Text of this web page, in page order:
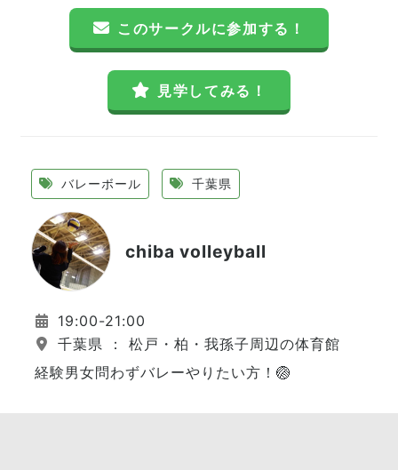
このサークルに参加する！
見学してみる！
バレーボール 千葉県
chiba volleyball
19:00-21:00
千葉県 ： 松戸・柏・我孫子周辺の体育館
経験男女問わずバレーやりたい方！🏐